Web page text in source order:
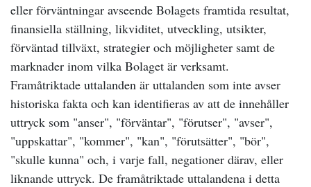
eller förväntningar avseende Bolagets framtida resultat,
finansiella ställning, likviditet, utveckling, utsikter,
förväntad tillväxt, strategier och möjligheter samt de
marknader inom vilka Bolaget är verksamt.
Framåtriktade uttalanden är uttalanden som inte avser
historiska fakta och kan identifieras av att de innehåller
uttryck som "anser", "förväntar", "förutser", "avser",
"uppskattar", "kommer", "kan", "förutsätter", "bör",
"skulle kunna" och, i varje fall, negationer därav, eller
liknande uttryck. De framåtriktade uttalandena i detta